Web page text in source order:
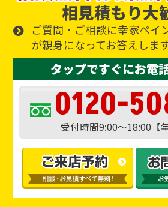
相見積もり大
ご質問・ご相談に幸家ペイ
が親身になってお答えします
タップですぐにお電
0120-
受付時間9:00～18:00【